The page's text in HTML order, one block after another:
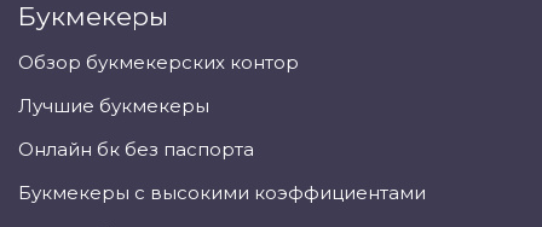
Букмекеры
Обзор букмекерских контор
Лучшие букмекеры
Онлайн бк без паспорта
Букмекеры с высокими коэффициентами